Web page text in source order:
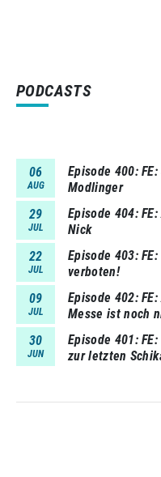
PODCASTS
06
AUG
Episode 400
Modlinger
29
JUL
Episode 404
Nick
22
JUL
Episode 403
verboten!
09
JUL
Episode 402
Messe ist noch
30
JUN
Episode 401
zur letzten